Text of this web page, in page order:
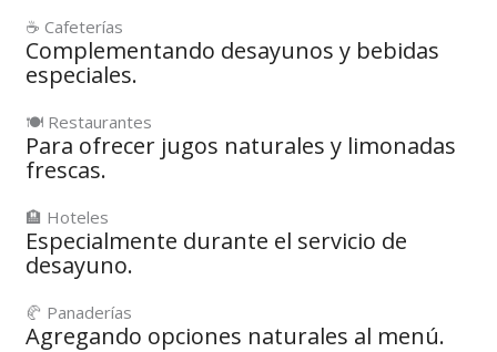
☕ Cafeterías
Complementando desayunos y bebidas
especiales.
🍽️ Restaurantes
Para ofrecer jugos naturales y limonadas
frescas.
🏨 Hoteles
Especialmente durante el servicio de
desayuno.
🥐 Panaderías
Agregando opciones naturales al menú.